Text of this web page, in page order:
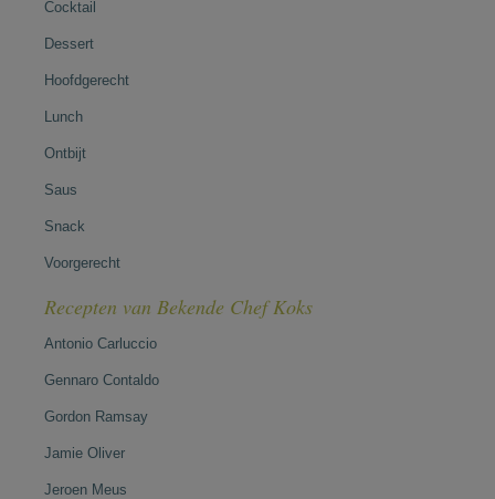
Cocktail
Dessert
Hoofdgerecht
Lunch
Ontbijt
Saus
Snack
Voorgerecht
Recepten van Bekende Chef Koks
Antonio Carluccio
Gennaro Contaldo
Gordon Ramsay
Jamie Oliver
Jeroen Meus